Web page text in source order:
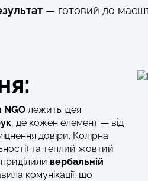
— готовий до
NGO лежить ідея
, де кожен елемент — від
довіри. Колірна
та теплий жовтий
вербальній
комунікації, що